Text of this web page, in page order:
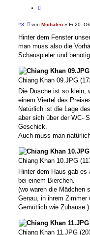
#3
B
i
r
a
von Michaleo » Fr 20.
Hinter dem Fenster
man muss also die
Schauspieler und
Chiang Khan 09.JPG
Die Dusche ist so klein,
einem Viertel des
Natürlich ist die Lage
aber sich über der WC-
Geschick.
Auch muss man
Chiang Khan 10.JPG
Hinter dem Haus gab
bei einem Bierchen.
(wo waren die Mädchen
Genau, in ihrem Zimmer
Gemütlich wie Zuhause.)
Chiang Khan 11.JPG